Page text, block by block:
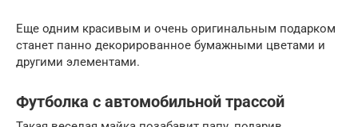
Еще одним красивым и очень оригинальным подарком
станет панно декорированное бумажными цветами и
другими элементами.
Футболка с автомобильной трассой